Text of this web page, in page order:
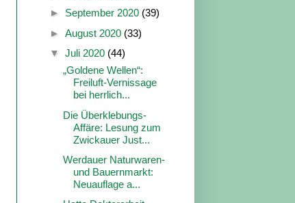
► September 2020 (39)
► August 2020 (33)
▼ Juli 2020 (44)
„Goldene Wellen“:
Freiluft-Vernissage
bei herrlich...
Die Überklebungs-
Affäre: Lesung zum
Zwickauer Just...
Werdauer Naturwaren-
und Bauernmarkt:
Neuauflage a...